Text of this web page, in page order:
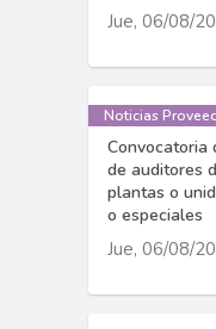
Jue, 06/08/
Noticias
Convocatoria
de auditores
plantas o
o especiales
Jue, 06/08/